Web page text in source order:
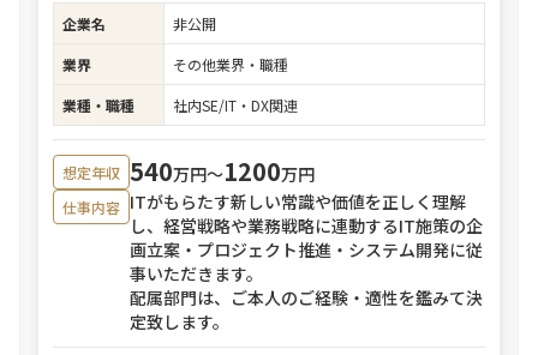
企業名
非公開
業界
その他業界・職種
業種・職種
社内SE/IT・DX関連
想定年収 540万円〜1200万円
仕事内容 ITがもらたす新しい常識や価値を正しく理解
し、経営戦略や業務戦略に連動するIT施策の企
画立案・プロジェクト推進・システム開発に従
事いただきます。
配属部門は、ご本人のご経験・適性を鑑みて決
定致します。